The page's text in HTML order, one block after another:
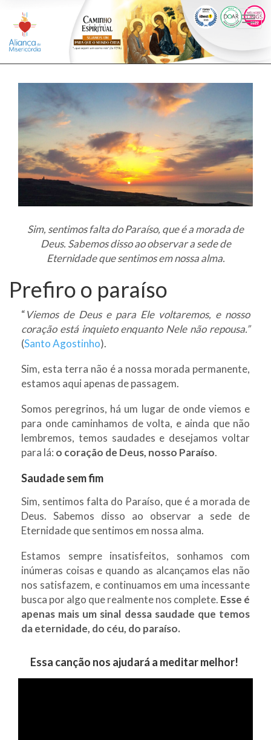
Sim, sentimos falta do Paraíso, que é a morada de
Deus. Sabemos disso ao observar a sede de
Eternidade que sentimos em nossa alma.
Prefiro o paraíso
“Viemos de Deus e para Ele voltaremos, e nosso
coração está inquieto enquanto Nele não repousa.”
(Santo Agostinho).
Sim, esta terra não é a nossa morada permanente,
estamos aqui apenas de passagem.
Somos peregrinos, há um lugar de onde viemos e
para onde caminhamos de volta, e ainda que não
lembremos, temos saudades e desejamos voltar
para lá: o coração de Deus, nosso Paraíso.
Saudade sem fim
Sim, sentimos falta do Paraíso, que é a morada de
Deus. Sabemos disso ao observar a sede de
Eternidade que sentimos em nossa alma.
Estamos sempre insatisfeitos, sonhamos com
inúmeras coisas e quando as alcançamos elas não
nos satisfazem, e continuamos em uma incessante
busca por algo que realmente nos complete. Esse é
apenas mais um sinal dessa saudade que temos
da eternidade, do céu, do paraíso.
Essa canção nos ajudará a meditar melhor!